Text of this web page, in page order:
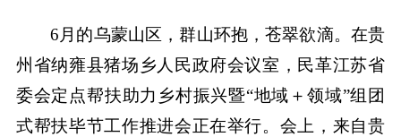
6月的乌蒙山区，群山环抱，苍翠欲滴。在贵
州省纳雍县猪场乡人民政府会议室，民革江苏省
委会定点帮扶助力乡村振兴暨“地域＋领域”组团
式帮扶毕节工作推进会正在举行。会上，来自贵